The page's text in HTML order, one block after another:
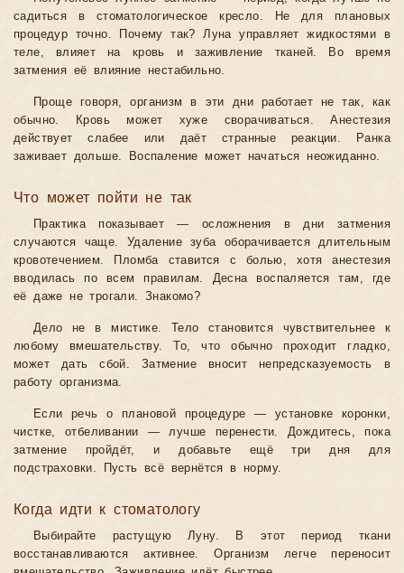
садиться в стоматологическое кресло. Не для плановых
процедур точно. Почему так? Луна управляет жидкостями в
теле, влияет на кровь и заживление тканей. Во время
затмения её влияние нестабильно.
Проще говоря, организм в эти дни работает не так, как
обычно. Кровь может хуже сворачиваться. Анестезия
действует слабее или даёт странные реакции. Ранка
заживает дольше. Воспаление может начаться неожиданно.
Что может пойти не так
Практика показывает — осложнения в дни затмения
случаются чаще. Удаление зуба оборачивается длительным
кровотечением. Пломба ставится с болью, хотя анестезия
вводилась по всем правилам. Десна воспаляется там, где
её даже не трогали. Знакомо?
Дело не в мистике. Тело становится чувствительнее к
любому вмешательству. То, что обычно проходит гладко,
может дать сбой. Затмение вносит непредсказуемость в
работу организма.
Если речь о плановой процедуре — установке коронки,
чистке, отбеливании — лучше перенести. Дождитесь, пока
затмение пройдёт, и добавьте ещё три дня для
подстраховки. Пусть всё вернётся в норму.
Когда идти к стоматологу
Выбирайте растущую Луну. В этот период ткани
восстанавливаются активнее. Организм легче переносит